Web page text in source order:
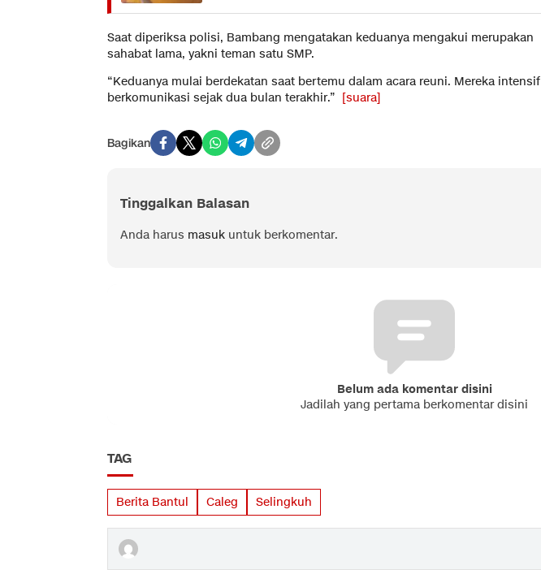
Saat diperiksa polisi, Bambang mengatakan keduanya mengakui merupakan
sahabat lama, yakni teman satu SMP.
“Keduanya mulai berdekatan saat bertemu dalam acara reuni. Mereka intensif
berkomunikasi sejak dua bulan terakhir.” [suara]
Bagikan
Tinggalkan Balasan
Anda harus masuk untuk berkomentar.
Belum ada komentar disini
Jadilah yang pertama berkomentar disini
TAG
Berita Bantul Caleg Selingkuh